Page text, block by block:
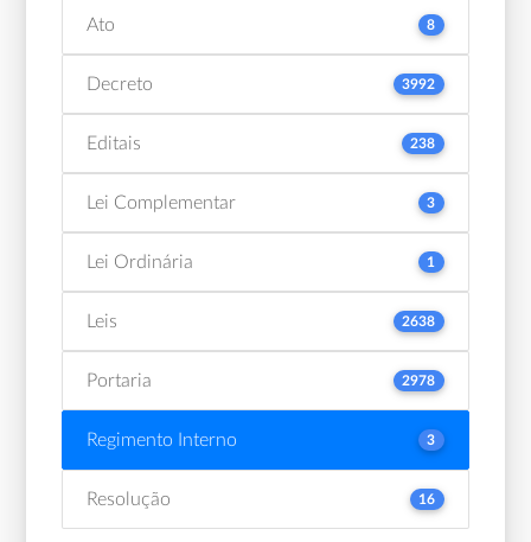
Ato 8
Decreto 3992
Editais 238
Lei Complementar 3
Lei Ordinária 1
Leis 2638
Portaria 2978
Regimento Interno 3
Resolução 16